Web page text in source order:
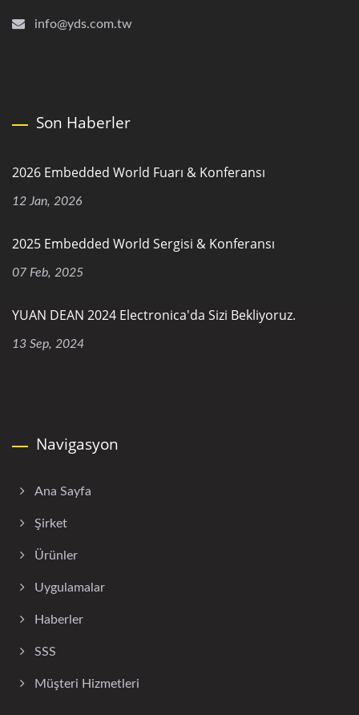
info@yds.com.tw
Son Haberler
2026 Embedded World Fuarı & Konferansı
12 Jan, 2026
2025 Embedded World Sergisi & Konferansı
07 Feb, 2025
YUAN DEAN 2024 Electronica'da Sizi Bekliyoruz.
13 Sep, 2024
Navigasyon
Ana Sayfa
Şirket
Ürünler
Uygulamalar
Haberler
SSS
Müşteri Hizmetleri